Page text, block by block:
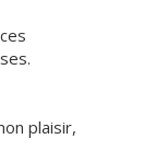
plaisir,